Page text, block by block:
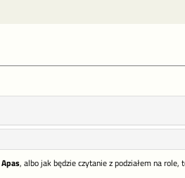
Apas, albo jak będzie czytanie z podziałem na